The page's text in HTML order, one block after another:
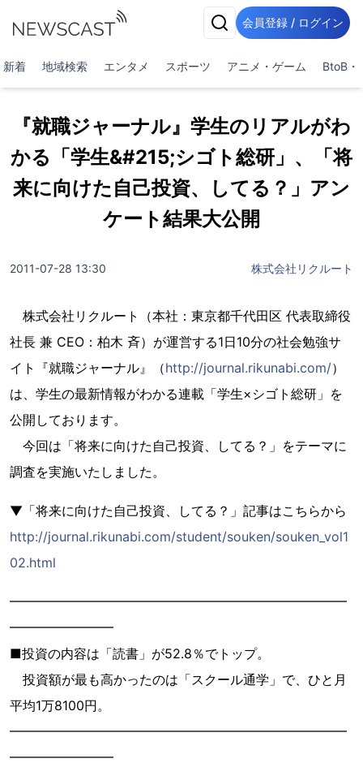
会員登録 / ログイン
新着 地域検索 エンタメ スポーツ アニメ・ゲーム BtoB・
『就職ジャーナル』学生のリアルがわ
かる「学生&#215;シゴト総研」、「将
来に向けた自己投資、してる？」アン
ケート結果大公開
2011-07-28 13:30 株式会社リクルート
株式会社リクルート（本社：東京都千代田区 代表取締役
社長 兼 CEO：柏木 斉）が運営する1日10分の社会勉強サ
イト『就職ジャーナル』（http://journal.rikunabi.com/）
は、学生の最新情報がわかる連載「学生×シゴト総研」を
公開しております。
今回は「将来に向けた自己投資、してる？」をテーマに
調査を実施いたしました。
▼「将来に向けた自己投資、してる？」記事はこちらから
http://journal.rikunabi.com/student/souken/souken_vol1
02.html
━━━━━━━━━━━━━━━━━━━━━━━━━━
━━━━━━━━
■投資の内容は「読書」が52.8％でトップ。
投資額が最も高かったのは「スクール通学」で、ひと月
平均1万8100円。
━━━━━━━━━━━━━━━━━━━━━━━━━━
━━━━━━━━